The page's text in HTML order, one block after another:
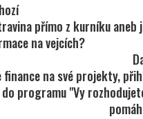
přímo z kurníku aneb
na vejcích?
finance na své projekty,
do programu "Vy